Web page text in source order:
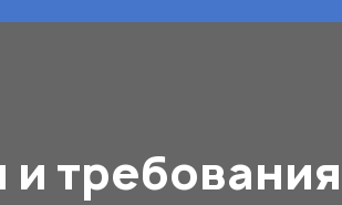
требования